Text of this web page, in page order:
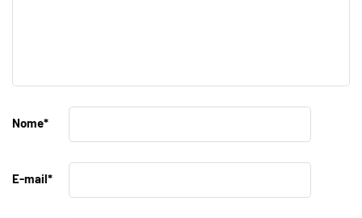
Nome*
E-mail*